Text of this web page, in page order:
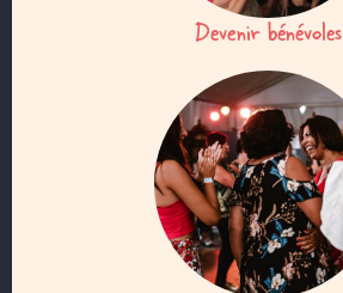
Devenir bénévoles